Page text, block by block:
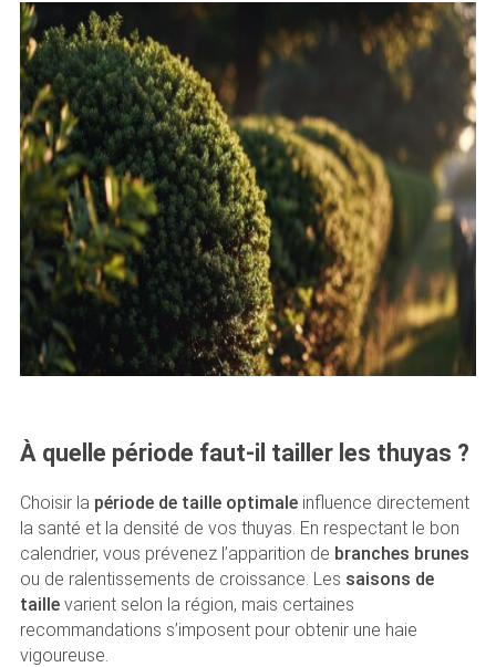
À quelle période faut-il tailler les thuyas ?
Choisir la période de taille optimaleinfluence directement
la santé et la densité de vos thuyas. En respectant le bon
calendrier, vous prévenez l’apparition de branches brunes
ou de ralentissements de croissance. Les saisons de
taillevarient selon la région, mais certaines
recommandations s’imposent pour obtenir une haie
vigoureuse.